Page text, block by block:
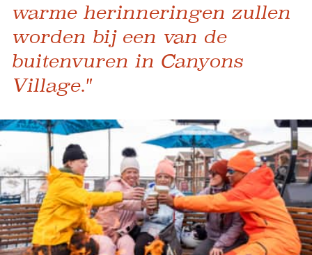
warme herinneringen zullen
worden bij een van de
buitenvuren in Canyons
Village."